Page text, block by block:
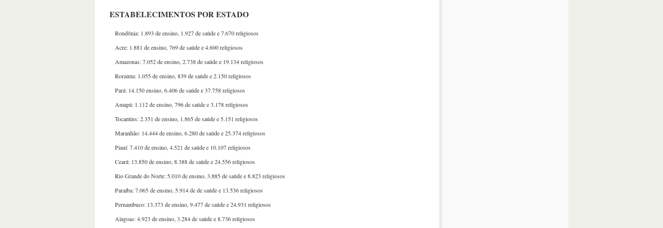
ESTABELECIMENTOS POR ESTADO
Rondônia: 1.893 de ensino, 1.927 de saúde e 7.670 religiosos
Acre: 1.881 de ensino, 769 de saúde e 4.600 religiosos
Amazonas: 7.052 de ensino, 2.738 de saúde e 19.134 religiosos
Roraima: 1.055 de ensino, 839 de saúde e 2.150 religiosos
Pará: 14.150 ensino, 6.406 de saúde e 37.758 religiosos
Amapá: 1.112 de ensino, 796 de saúde e 3.178 religiosos
Tocantins: 2.351 de ensino, 1.865 de saúde e 5.151 religiosos
Maranhão: 14.444 de ensino, 6.280 de saúde e 25.374 religiosos
Piauí: 7.410 de ensino, 4.521 de saúde e 10.107 religiosos
Ceará: 13.850 de ensino, 8.388 de saúde e 24.556 religiosos
Rio Grande do Norte: 5.010 de ensino, 3.885 de saúde e 8.823 religiosos
Paraíba: 7.065 de ensino, 5.914 de de saúde e 13.536 religiosos
Pernambuco: 13.373 de ensino, 9.477 de saúde e 24.931 religiosos
Alagoas: 4.923 de ensino, 3.284 de saúde e 8.736 religiosos